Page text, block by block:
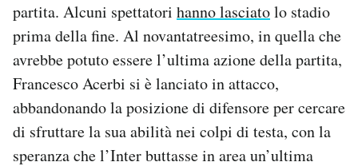
partita. Alcuni spettatori hanno lasciatolo stadio
prima della fine. Al novantatreesimo, in quella che
avrebbe potuto essere l’ultima azione della partita,
Francesco Acerbi si è lanciato in attacco,
abbandonando la posizione di difensore per cercare
di sfruttare la sua abilità nei colpi di testa, con la
speranza che l’Inter buttasse in area un’ultima